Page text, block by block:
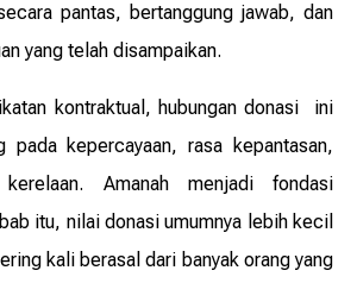
pantas, bertanggung jawab, dan
yang telah disampaikan.
kontraktual, hubungan donasi ini
pada kepercayaan, rasa kepantasan,
Amanah menjadi fondasi
itu, nilai donasi umumnya lebih kecil
kali berasal dari banyak orang yang